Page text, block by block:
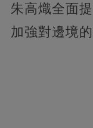
朱高熾全面
加強對邊境